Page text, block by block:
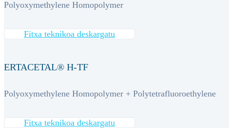
Polyoxymethylene Homopolymer
Fitxa teknikoa deskargatu
ERTACETAL® H-TF
Polyoxymethylene Homopolymer + Polytetrafluoroethylene
Fitxa teknikoa deskargatu